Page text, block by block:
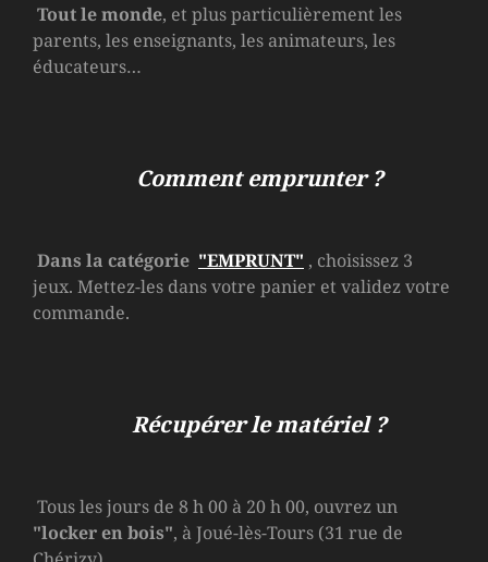
Tout le monde, et plus particulièrement les
parents, les enseignants, les animateurs, les
éducateurs…
Comment emprunter ?
Dans la catégorie "EMPRUNT" , choisissez 3
jeux. Mettez-les dans votre panier et validez votre
commande.
Récupérer le matériel ?
Tous les jours de 8 h 00 à 20 h 00, ouvrez un
"locker en bois", à Joué-lès-Tours (31 rue de